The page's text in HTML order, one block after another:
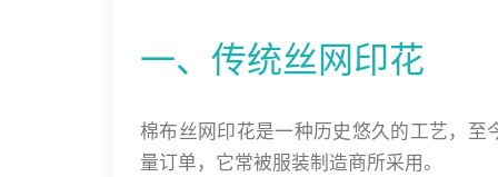
一、传统丝网印花
棉布丝网印花是一种历史悠久的工艺，
量订单，它常被服装制造商所采用。